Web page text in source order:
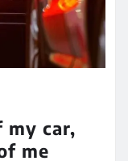
my car,
me